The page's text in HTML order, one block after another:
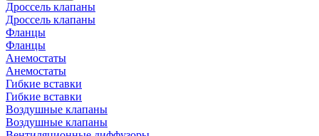
Дроссель клапаны
Дроссель клапаны
Фланцы
Фланцы
Анемостаты
Анемостаты
Гибкие вставки
Гибкие вставки
Воздушные клапаны
Воздушные клапаны